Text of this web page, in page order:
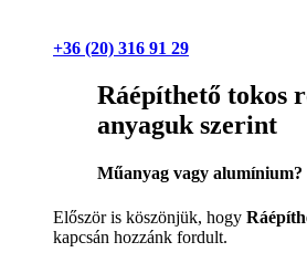
+36 (20) 316 91 29
Ráépíthető tokos
anyaguk szerint
Műanyag vagy alumínium?
Először is köszönjük, hogy
kapcsán hozzánk fordult.